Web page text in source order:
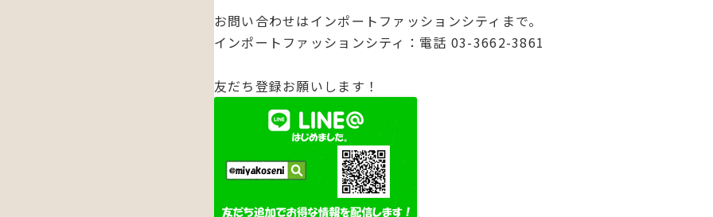
お問い合わせはインポートファッションシティまで。
インポートファッションシティ：電話 03-3662-3861
友だち登録お願いします！